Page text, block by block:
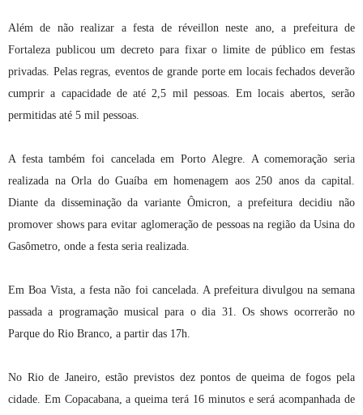
Além de não realizar a festa de réveillon neste ano, a prefeitura de
Fortaleza publicou um decreto para fixar o limite de público em festas
privadas. Pelas regras, eventos de grande porte em locais fechados deverão
cumprir a capacidade de até 2,5 mil pessoas. Em locais abertos, serão
permitidas até 5 mil pessoas.
A festa também foi cancelada em Porto Alegre. A comemoração seria
realizada na Orla do Guaíba em homenagem aos 250 anos da capital.
Diante da disseminação da variante Ômicron, a prefeitura decidiu não
promover shows para evitar aglomeração de pessoas na região da Usina do
Gasômetro, onde a festa seria realizada.
Em Boa Vista, a festa não foi cancelada. A prefeitura divulgou na semana
passada a programação musical para o dia 31. Os shows ocorrerão no
Parque do Rio Branco, a partir das 17h.
No Rio de Janeiro, estão previstos dez pontos de queima de fogos pela
cidade. Em Copacabana, a queima terá 16 minutos e será acompanhada de